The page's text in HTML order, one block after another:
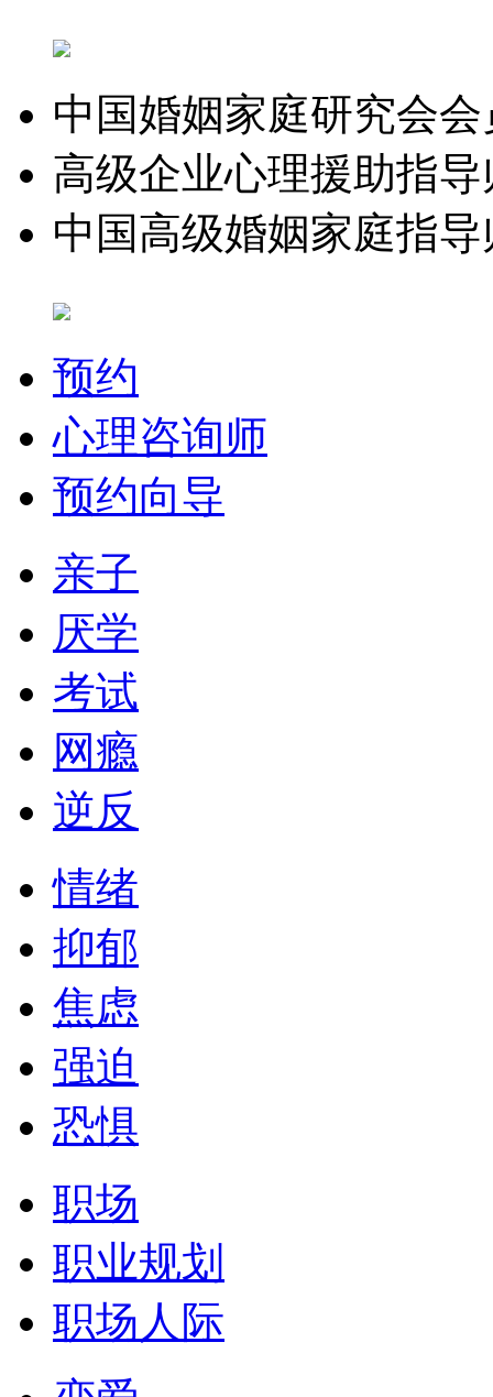
中国婚姻家庭研究会会
高级企业心理援助指导
中国高级婚姻家庭指导
预约
心理咨询师
预约向导
亲子
厌学
考试
网瘾
逆反
情绪
抑郁
焦虑
强迫
恐惧
职场
职业规划
职场人际